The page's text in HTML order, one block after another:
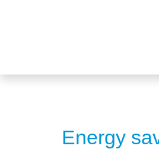
Energy